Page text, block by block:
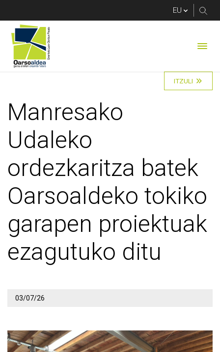
Manresako Udaleko
ITZULI
Manresako
Udaleko
ordezkaritza batek
Oarsoaldeko tokiko
garapen proiektuak
ezagutuko ditu
03/07/26